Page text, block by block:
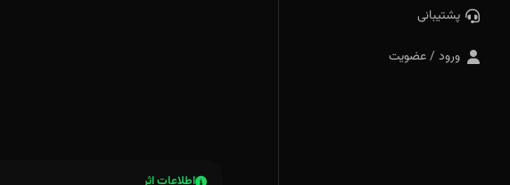
پشتیبانی
ورود / عضویت
اطلاعات اثر